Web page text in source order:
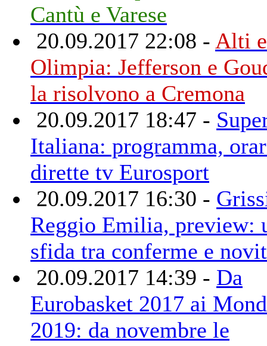
Cantù e Varese
20.09.2017 22:08 - Alti
Olimpia: Jefferson e
la risolvono a Cremona
20.09.2017 18:47 -
Italiana: programma,
dirette tv Eurosport
20.09.2017 16:30 -
Reggio Emilia, preview:
sfida tra conferme e
20.09.2017 14:39 - Da
Eurobasket 2017 ai
2019: da novembre le